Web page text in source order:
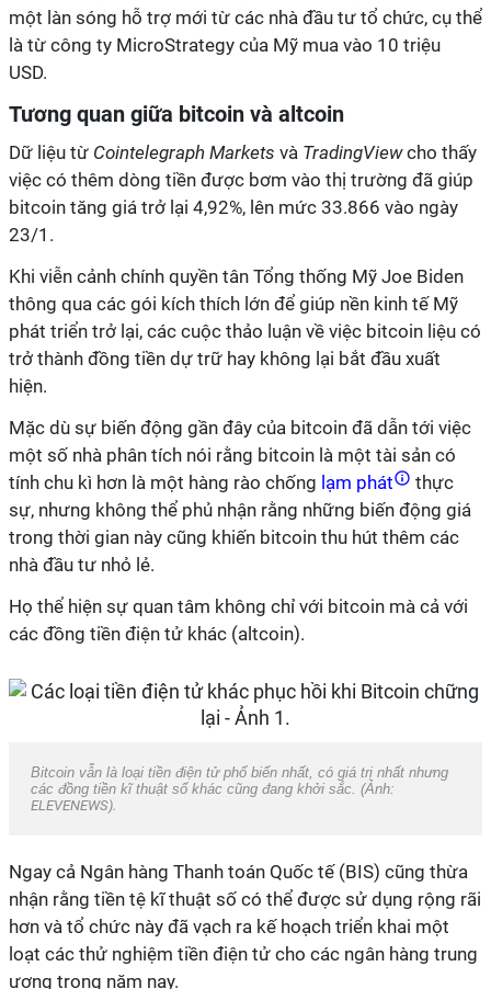
một làn sóng hỗ trợ mới từ các nhà đầu tư tổ chức, cụ thể
là từ công ty MicroStrategy của Mỹ mua vào 10 triệu
USD.
Tương quan giữa bitcoin và altcoin
Dữ liệu từ Cointelegraph Markets và TradingViewcho thấy
việc có thêm dòng tiền được bơm vào thị trường đã giúp
bitcoin tăng giá trở lại 4,92%, lên mức 33.866 vào ngày
23/1.
Khi viễn cảnh chính quyền tân Tổng thống Mỹ Joe Biden
thông qua các gói kích thích lớn để giúp nền kinh tế Mỹ
phát triển trở lại, các cuộc thảo luận về việc bitcoin liệu có
trở thành đồng tiền dự trữ hay không lại bắt đầu xuất
hiện.
Mặc dù sự biến động gần đây của bitcoin đã dẫn tới việc
một số nhà phân tích nói rằng bitcoin là một tài sản có
tính chu kì hơn là một hàng rào chống lạm phát
thực
sự, nhưng không thể phủ nhận rằng những biến động giá
trong thời gian này cũng khiến bitcoin thu hút thêm các
nhà đầu tư nhỏ lẻ.
Họ thể hiện sự quan tâm không chỉ với bitcoin mà cả với
các đồng tiền điện tử khác (altcoin).
Bitcoin vẫn là loại tiền điện tử phổ biến nhất, có giá trị nhất nhưng
các đồng tiền kĩ thuật số khác cũng đang khởi sắc. (Ảnh:
ELEVENEWS).
Ngay cả Ngân hàng Thanh toán Quốc tế (BIS) cũng thừa
nhận rằng tiền tệ kĩ thuật số có thể được sử dụng rộng rãi
hơn và tổ chức này đã vạch ra kế hoạch triển khai một
loạt các thử nghiệm tiền điện tử cho các ngân hàng trung
ương trong năm nay.